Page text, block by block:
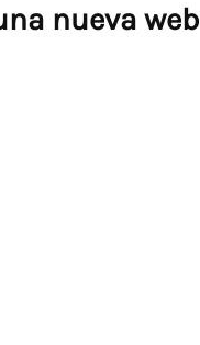
nueva web